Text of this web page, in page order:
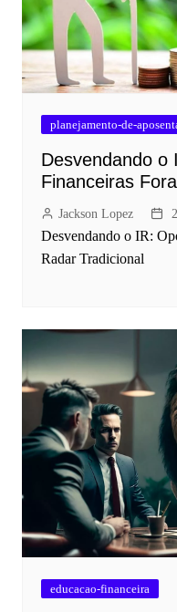
planejamento-de-
Desvendando o
Financeiras
Jackson Lopez
Desvendando o IR:
Radar Tradicional
educacao-financeira